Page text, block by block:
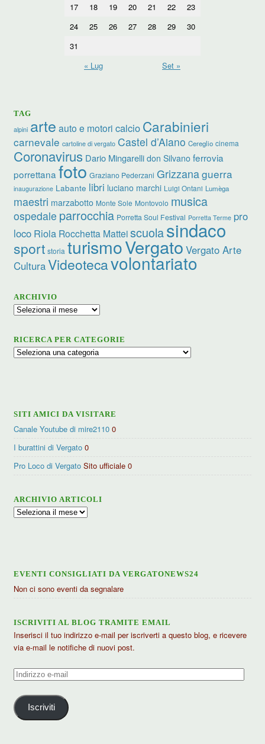
17
18 19 20 21 22
23
24
25 26 27 28 29
30
31
« Lug
Set »
TAG
alpini arte auto e motori calcio Carabinieri
carnevale cartoline di vergato Castel d’Aiano Cereglio cinema
Coronavirus Dario Mingarelli don Silvano ferrovia
porrettana foto Graziano Pederzani Grizzanaguerra
inaugurazione Labante libri luciano marchi Luigi Ontani Lumèga
maestri marzabotto Monte Sole Montovolo musica
ospedale parrocchia Porretta Soul Festival Porretta Terme pro
loco Riola Rocchetta Matteiscuolasindaco
sport storia turismoVergato Vergato Arte
CulturaVideotecavolontariato
ARCHIVIO
Archivio
RICERCA PER CATEGORIE
Ricerca
SITI AMICI DA VISITARE
Canale Youtube di mire2110 0
I burattini di Vergato 0
Pro Loco di Vergato Sito ufficiale 0
ARCHIVIO ARTICOLI
Archivio
EVENTI CONSIGLIATI DA VERGATONEWS24
Non ci sono eventi da segnalare
ISCRIVITI AL BLOG TRAMITE EMAIL
Inserisci il tuo indirizzo e-mail per iscriverti a questo blog, e ricevere
via e-mail le notifiche di nuovi post.
Indirizzo
mail
Iscriviti